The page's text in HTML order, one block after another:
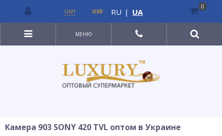
МЕНЮ
Камера 903 SONY 420 TVL оптом в Украине
UAH USD RU | UA
0